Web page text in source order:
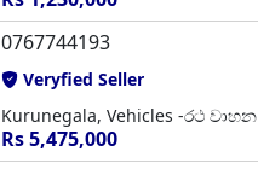
0767744193
Veryfied Seller
Kurunegala, Vehicles -රථ වාහන
Rs 5,475,000